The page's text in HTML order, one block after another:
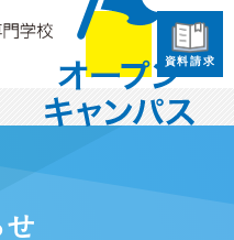
資料請求